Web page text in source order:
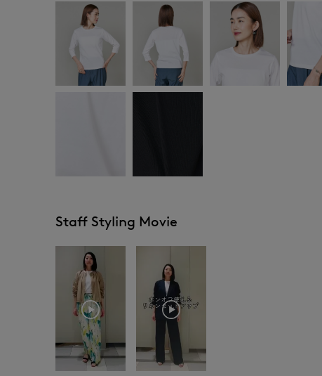
Staff Styling Movie